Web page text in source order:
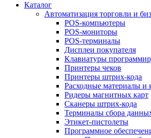
Каталог
Автоматизация торговли и
POS-компьютеры
POS-мониторы
POS-терминалы
Дисплеи покупателя
Клавиатуры
Принтеры чеков
Принтеры штрих-кода
Расходные материалы
Ридеры магнитных карт
Сканеры штрих-кода
Терминалы сбора
Этикет-пистолеты
Программное